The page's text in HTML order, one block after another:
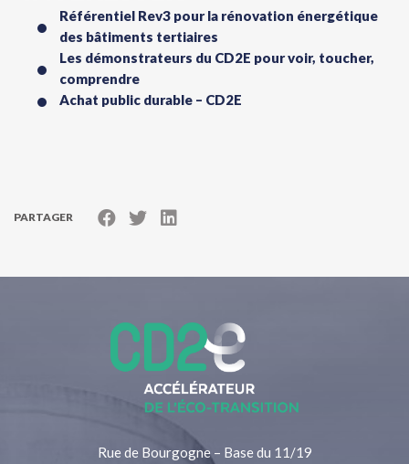
Référentiel Rev3 pour la rénovation énergétique
des bâtiments tertiaires
Les démonstrateurs du CD2E pour voir, toucher,
comprendre
Achat public durable – CD2E
PARTAGER
Rue de Bourgogne – Base du 11/19